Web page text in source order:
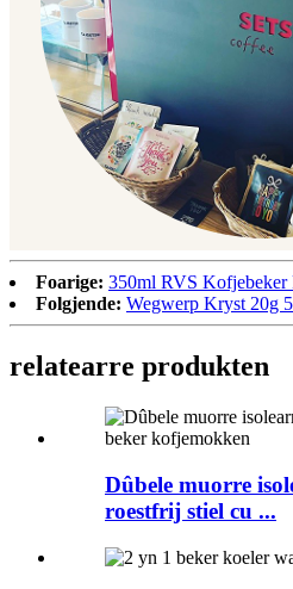
Foarige: 350ml RVS Kofjebeker
Folgjende: Wegwerp Kryst 20g
relatearre produkten
Dûbele muorre
roestfrij stiel cu ...